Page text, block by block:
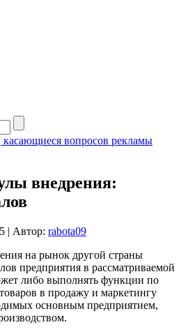
касающиеся вопросов рекламы
внедрения:
| Автор: rabota09
на рынок другой страны
предприятия в рассматриваемой
либо выполнять функции по
в продажу и маркетингу
основным предприятием,